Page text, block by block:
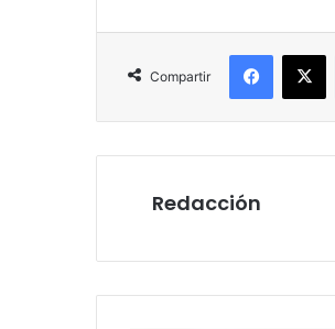
Compartir
X
Redacción